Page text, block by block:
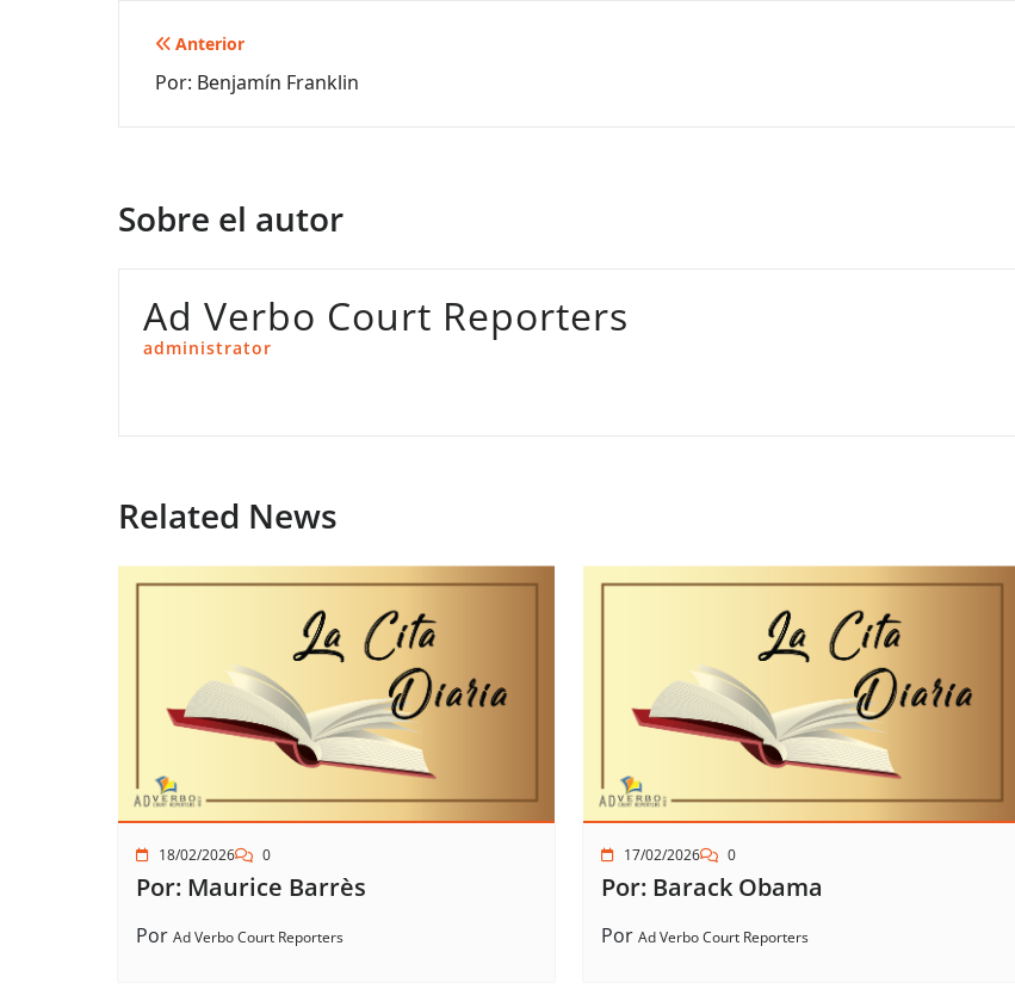
Navegación
de
Anterior
Por: Benjamín Franklin
Sobre el autor
Ad Verbo Court Reporters
administrator
Related News
18/02/2026 0
Por: Maurice Barrès
Por Ad Verbo Court Reporters
17/02/2026 0
Por: Barack Obama
Por Ad Verbo Court Reporters